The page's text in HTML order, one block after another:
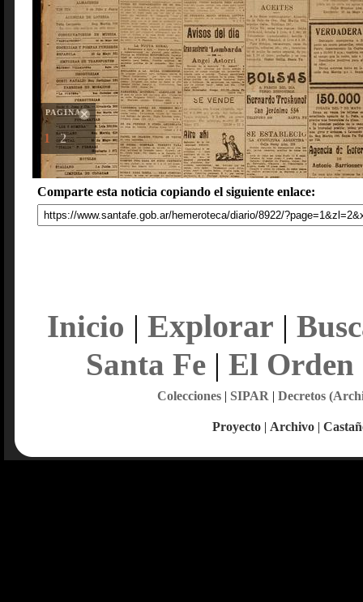
PAGINAS
1 2
Comparte esta noticia copiando el siguiente enlace:
Inicio | Explorar |
Santa Fe| El Orden
Colecciones| SIPAR | Decretos
Proyecto | Archivo |